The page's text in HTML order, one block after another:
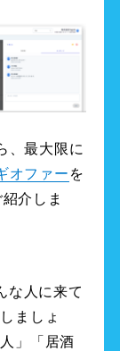
、最大限に
オファー を
介しま
な人に来て
ましょ
」「居酒